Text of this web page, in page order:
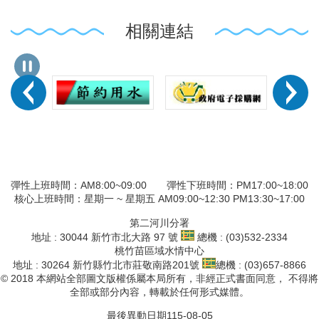
相關連結
彈性上班時間：AM8:00~09:00 彈性下班時間：PM17:00~18:00
核心上班時間：星期一 ~ 星期五 AM09:00~12:30 PM13:30~17:00
第二河川分署
地址 : 30044 新竹市北大路 97 號
總機 : (03)532-2334
桃竹苗區域水情中心
地址 : 30264 新竹縣竹北市莊敬南路201號
總機 : (03)657-8866
© 2018 本網站全部圖文版權係屬本局所有，非經正式書面同意， 不得將
全部或部分內容，轉載於任何形式媒體。
最後異動日期115-08-05